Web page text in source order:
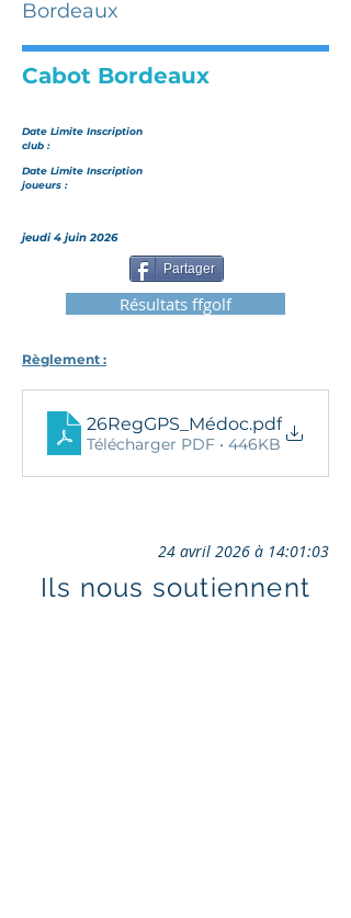
Bordeaux
Cabot Bordeaux
Date Limite Inscription
club :
Date Limite Inscription
joueurs :
jeudi 4 juin 2026
Partager
Résultats ffgolf
Règlement :
26RegGPS_Médoc.pdf
Télécharger PDF • 446KB
24 avril 2026 à 14:01:03
Ils nous soutiennent